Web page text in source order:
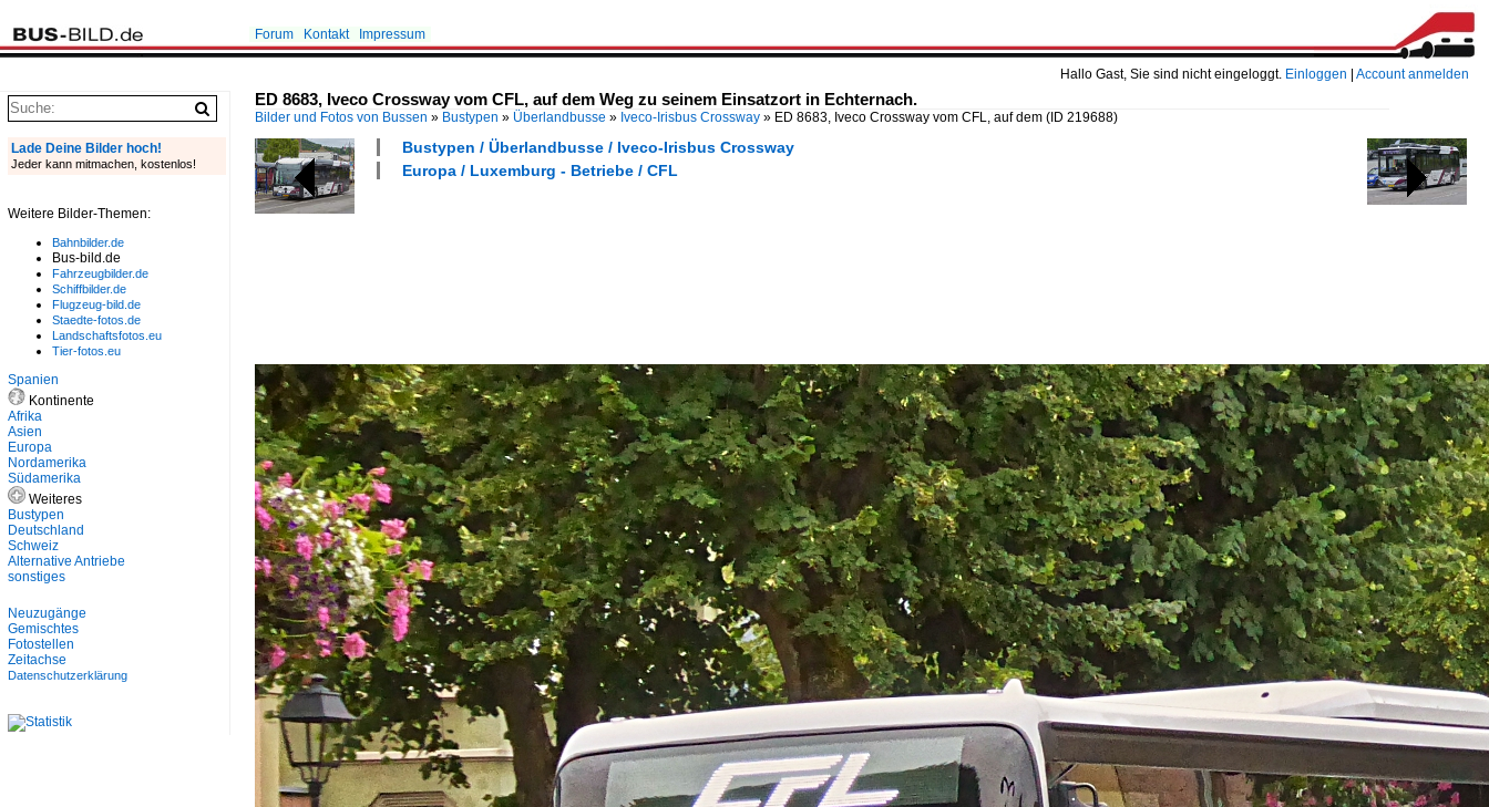
Hallo Gast, Sie sind nicht eingeloggt. Einloggen Account anmelden
Forum Kontakt Impressum
ED 8683, Iveco Crossway vom CFL, auf dem Weg zu seinem Einsatzort in Echternach.
Bilder und Fotos von Bussen » Bustypen » Überlandbusse » Iveco-Irisbus Crossway » ED 8683, Iveco Crossway vom CFL, auf dem (ID 219688)
Bustypen / Überlandbusse / Iveco-Irisbus Crossway
Europa / Luxemburg - Betriebe / CFL
Lade Deine Bilder hoch!
Jeder kann mitmachen, kostenlos!
Weitere Bilder-Themen:
Bahnbilder.de
Bus-bild.de
Fahrzeugbilder.de
Schiffbilder.de
Flugzeug-bild.de
Staedte-fotos.de
Landschaftsfotos.eu
Tier-fotos.eu
Spanien
Kontinente
Afrika
Asien
Europa
Nordamerika
Südamerika
Weiteres
Bustypen
Deutschland
Schweiz
Alternative Antriebe
sonstiges
Neuzugänge
Gemischtes
Fotostellen
Zeitachse
Datenschutzerklärung